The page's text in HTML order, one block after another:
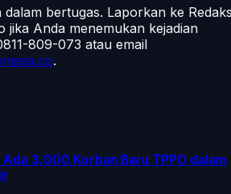
dalam bertugas. Laporkan ke
jika Anda menemukan kejadian
809-073 atau email
.
3.000 Korban Baru TPPO dalam